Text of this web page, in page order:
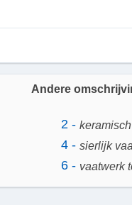
Andere
2 -
4 - sierlijk
6 - vaatwerk